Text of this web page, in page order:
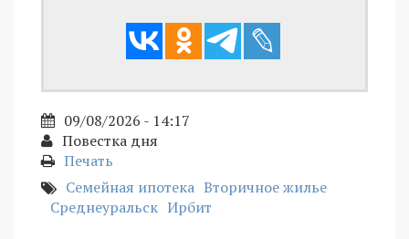
09/08/2026 - 14:17
Повестка дня
Печать
Семейная ипотека Вторичное жилье
Среднеуральск Ирбит